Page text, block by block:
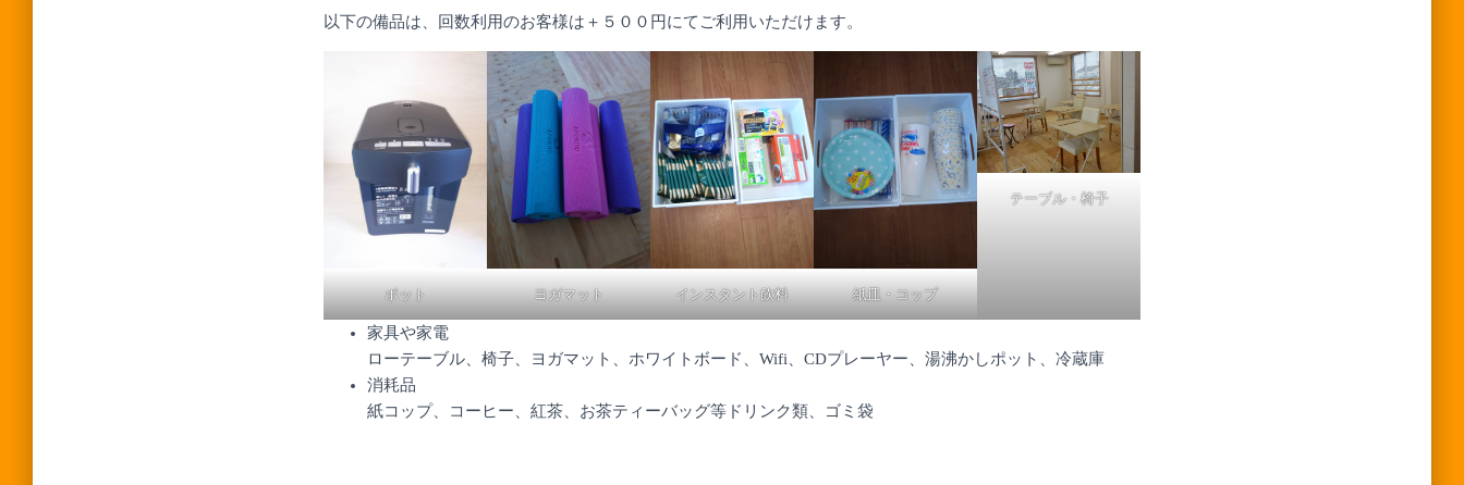
以下の備品は、回数利用のお客様は＋５００円にてご利用いただけます。
ポット ヨガマット インスタント飲料 紙皿・コップ
テーブル・椅子
家具や家電
ローテーブル、椅子、ヨガマット、ホワイトボード、Wifi、CDプレーヤー、湯沸かしポット、冷蔵庫
消耗品
紙コップ、コーヒー、紅茶、お茶ティーバッグ等ドリンク類、ゴミ袋